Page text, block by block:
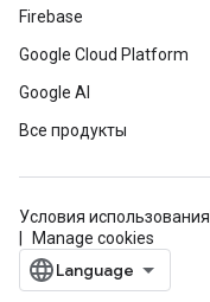
Firebase
Google Cloud Platform
Google AI
Все продукты
Условия использования
Manage cookies